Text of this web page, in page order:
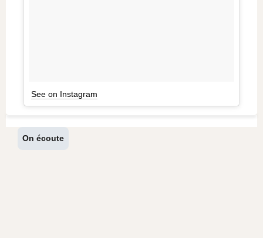
See on Instagram
On écoute